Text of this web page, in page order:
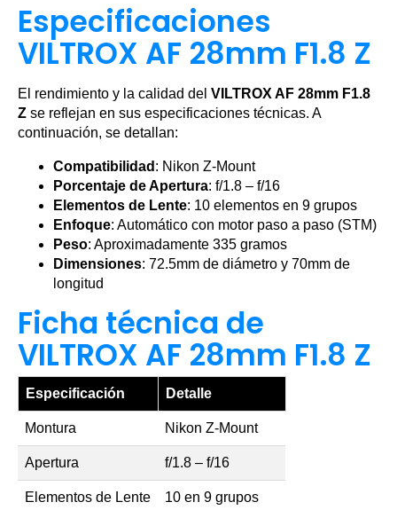
Especificaciones
VILTROX AF 28mm F1.8 Z
El rendimiento y la calidad del VILTROX AF 28mm F1.8
Z se reflejan en sus especificaciones técnicas. A
continuación, se detallan:
Compatibilidad : Nikon Z-Mount
Porcentaje de Apertura: f/1.8 – f/16
Elementos de Lente: 10 elementos en 9 grupos
Enfoque: Automático con motor paso a paso (STM)
Peso: Aproximadamente 335 gramos
Dimensiones: 72.5mm de diámetro y 70mm de
longitud
Ficha técnica de
VILTROX AF 28mm F1.8 Z
Especificación Detalle
Montura Nikon Z-Mount
Apertura f/1.8 – f/16
Elementos de Lente 10 en 9 grupos